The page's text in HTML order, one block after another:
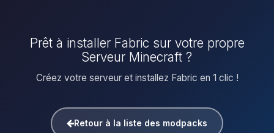
Prêt à installer Fabric sur votre propre
Serveur Minecraft ?
Créez votre serveur et installez Fabric en 1 clic !
Retour à la liste des modpacks